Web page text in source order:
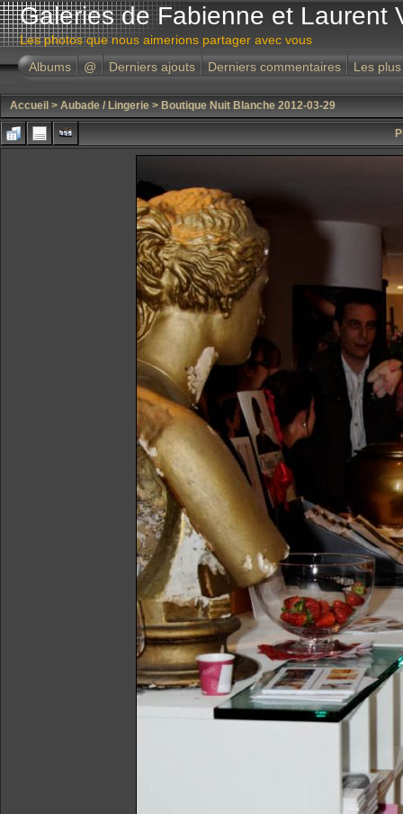
Galeries de Fabienne et Laurent
Les photos que nous aimerions partager avec vous
Albums
@ Derniers ajouts Derniers commentaires Les
Accueil > Aubade / Lingerie > Boutique Nuit Blanche 2012-03-29